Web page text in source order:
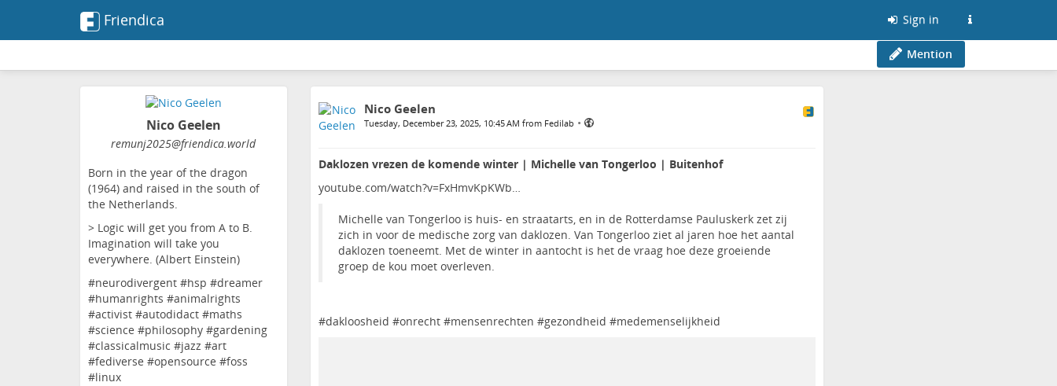
Friendica Sign in
Mention
Nico Geelen
remunj2025@friendica.world
Born in the year of the dragon
(1964) and raised in the south of
the Netherlands.
> Logic will get you from A to B.
Imagination will take you
everywhere. (Albert Einstein)
#neurodivergent #hsp #dreamer
#humanrights #animalrights
#activist #autodidact #maths
#science #philosophy #gardening
#classicalmusic #jazz #art
#fediverse #opensource #foss
#linux
Nico Geelen
Tuesday, December 23, 2025, 10:45 AM from Fedilab •
Daklozen vrezen de komende winter | Michelle van Tongerloo | Buitenhof
youtube.com/watch?v=FxHmvKpKWb…
Michelle van Tongerloo is huis- en straatarts, en in de Rotterdamse Pauluskerk zet zij
zich in voor de medische zorg van daklozen. Van Tongerloo ziet al jaren hoe het aantal
daklozen toeneemt. Met de winter in aantocht is het de vraag hoe deze groeiende
groep de kou moet overleven.
#dakloosheid #onrecht#mensenrechten #gezondheid #medemenselijkheid